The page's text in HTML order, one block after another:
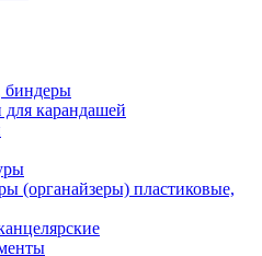
биндеры
карандашей
(органайзеры) пластиковые,